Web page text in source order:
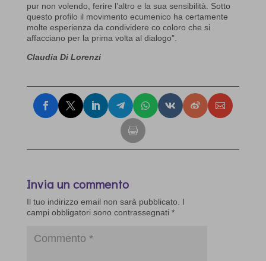
pur non volendo, ferire l’altro e la sua sensibilità. Sotto
questo profilo il movimento ecumenico ha certamente
molte esperienza da condividere co coloro che si
affacciano per la prima volta al dialogo”.
Claudia Di Lorenzi
Invia un commento
Il tuo indirizzo email non sarà pubblicato.
I
campi obbligatori sono contrassegnati *